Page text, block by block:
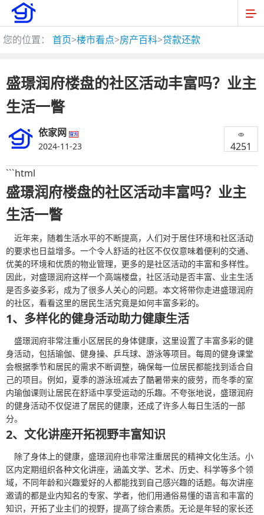
您的位置： 首页>楼市看点>房产百科>贷款还款
盛璟润府楼盘的社区活动丰富吗？业主
生活一瞥
依家网 官方
2024-11-23 4251
```html
盛璟润府楼盘的社区活动丰富吗？业主
生活一瞥
近年来，随着生活水平的不断提高，人们对于居住环境和社区活动
的要求也日益增多。一个令人舒适的社区不仅仅意味着便利的交通、
优美的环境和优质的物业管理，更多的是社区活动的丰富和多样性。
因此，对盛璟润府这样一个高端楼盘，社区活动是否丰富、业主生活
是否多姿多彩，成为了很多人关心的问题。本文将带你走进盛璟润府
的社区，看看这里的居民生活究竟是如何丰富多彩的。
1、多样化的健身活动助力健康生活
盛璟润府非常注重小区居民的身体健康，这里设置了丰富多彩的健
身活动，包括瑜伽、健身操、乒乓球、游泳等项目。每周的健身课堂
会根据季节和居民的需求不断调整，确保每一位居民都能找到适合自
己的项目。例如，夏季的游泳班减去了酷暑带来的疲劳，而冬季的室
内瑜伽课则让居民在舒适中享受运动的乐趣。不夸张地说，盛璟润府
的健身活动不仅促进了居民的健康，还成了许多人每日生活的一部
分。
2、文化讲座开拓视野丰富知识
除了身体上的健康，盛璟润府也非常注重居民的精神文化生活。小
区内定期组织各种文化讲座，涵盖文学、艺术、历史、科学等多个领
域，不同年龄和兴趣爱好的人都能找到自己感兴趣的话题。每次讲座
邀请的都是业内知名的专家、学者，他们用通俗易懂的语言和丰富的
知识，开拓了业主们的视野，提高了综合素质。无论是年轻的家长还